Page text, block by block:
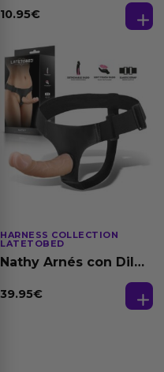
Dilatación Base Agua
10.95€
HARNESS COLLECTION
LATETOBED
Nathy Arnés con Dildo
39.95€